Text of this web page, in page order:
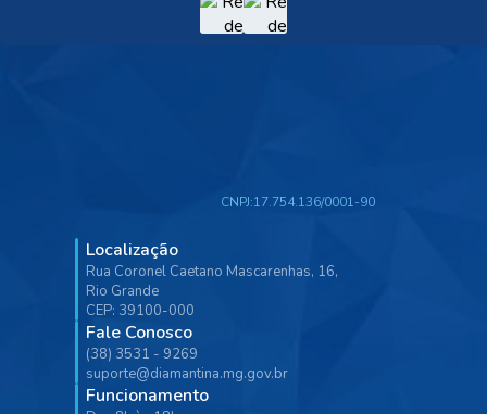
Localização
Rua Coronel Caetano Mascarenhas, 16,
Rio Grande
CEP: 39100-000
Fale Conosco
(38) 3531 - 9269
suporte@diamantina.mg.gov.br
Funcionamento
CNPJ:17.754.136/0001-90